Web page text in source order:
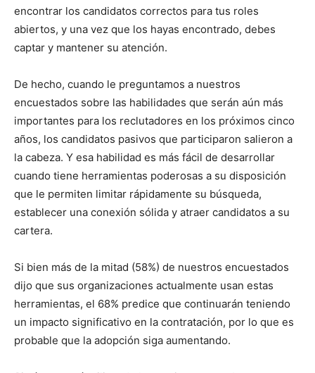
encontrar los candidatos correctos para tus roles
abiertos, y una vez que los hayas encontrado, debes
captar y mantener su atención.
De hecho, cuando le preguntamos a nuestros
encuestados sobre las habilidades que serán aún más
importantes para los reclutadores en los próximos cinco
años, los candidatos pasivos que participaron salieron a
la cabeza. Y esa habilidad es más fácil de desarrollar
cuando tiene herramientas poderosas a su disposición
que le permiten limitar rápidamente su búsqueda,
establecer una conexión sólida y atraer candidatos a su
cartera.
Si bien más de la mitad (58%) de nuestros encuestados
dijo que sus organizaciones actualmente usan estas
herramientas, el 68% predice que continuarán teniendo
un impacto significativo en la contratación, por lo que es
probable que la adopción siga aumentando.